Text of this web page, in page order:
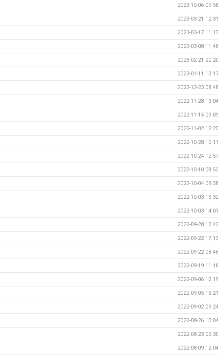
2023-10-06 09:58
2023-03-21 12:31
2023-03-17 11:17
2023-03-08 11:48
2023-02-21 20:20
2023-01-11 13:17
2022-12-23 08:48
2022-11-28 13:04
2022-11-15 09:09
2022-11-02 12:25
2022-10-28 10:11
2022-10-24 12:57
2022-10-10 08:53
2022-10-04 09:58
2022-10-03 15:32
2022-10-03 14:01
2022-09-28 13:42
2022-09-22 17:13
2022-09-22 08:46
2022-09-19 11:18
2022-09-06 12:19
2022-09-05 13:21
2022-09-02 09:24
2022-08-26 10:04
2022-08-23 09:30
2022-08-09 12:04